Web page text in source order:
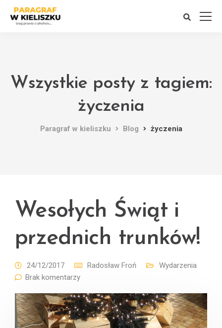
Wszystkie posty z tagiem:
życzenia
Paragraf w kieliszku Blog życzenia
Wesołych Świąt i
przednich trunków!
24/12/2017 Radosław Froń
Wydarzenia
Brak komentarzy